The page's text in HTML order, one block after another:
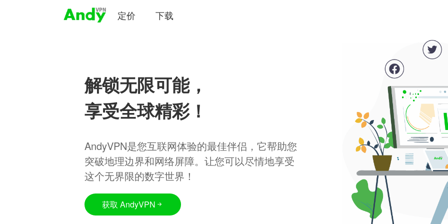
定价 下载
解锁无限可能，
享受全球精彩！
AndyVPN是您互联网体验的最佳伴侣，它帮助您
突破地理边界和网络屏障。让您可以尽情地享受
这个无界限的数字世界！
获取 AndyVPN